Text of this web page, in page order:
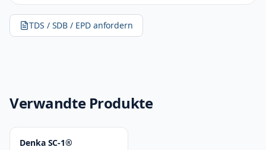
TDS / SDB / EPD anfordern
Verwandte Produkte
Denka SC-1®